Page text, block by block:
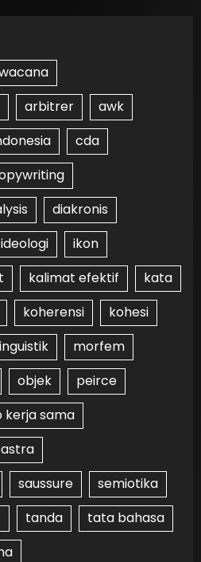
arbitrer
awk
cda
diakronis
ideologi
ikon
kalimat efektif
kata
koherensi
kohesi
morfem
objek
peirce
kerja sama
saussure
semiotika
tanda
tata bahasa